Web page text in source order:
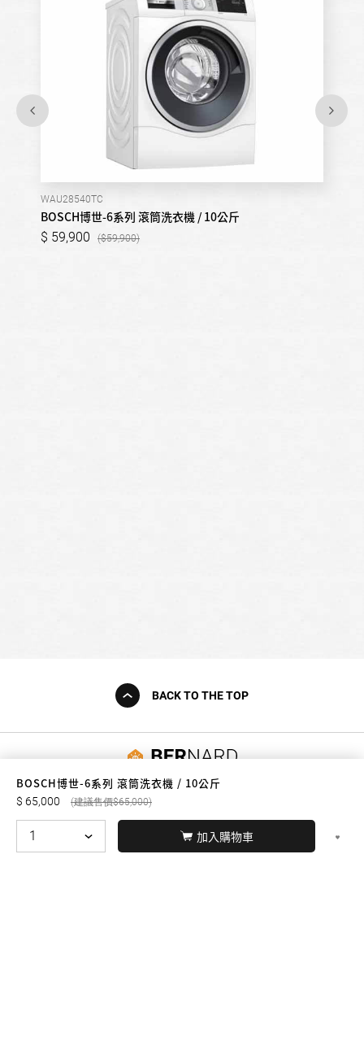
BOSCH博世-6系列 滾筒洗衣機 / 10公斤
65,000 65,000
加入購物車
WAU28540TC
BOSCH博世-6系列 滾筒洗衣機 / 10公斤
59,900 59,900
BACK TO THE TOP
友誠購物
© BERNARD 2021 WEBDESIGN